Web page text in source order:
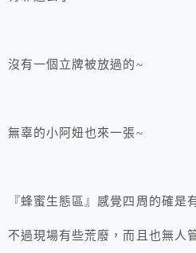
沒有一個立牌被放過的~
無辜的小阿妞也來一張~
『蜂蜜生態區』感覺四周的確是
不過現場有些荒廢，而且也無人